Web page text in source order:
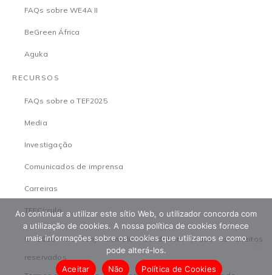
FAQs sobre WE4A II
BeGreen África
Aguka
RECURSOS
FAQs sobre o TEF2025
Media
Investigação
Comunicados de imprensa
Carreiras
TEFCírculo
© 2026 The Tony Elumelu Foundation. Todos os direitos
reservados
Ao continuar a utilizar este sítio Web, o utilizador concorda com
a utilização de cookies. A nossa política de cookies fornece
mais informações sobre os cookies que utilizamos e como
pode alterá-los.
Aceitar
Não Política de Cookies